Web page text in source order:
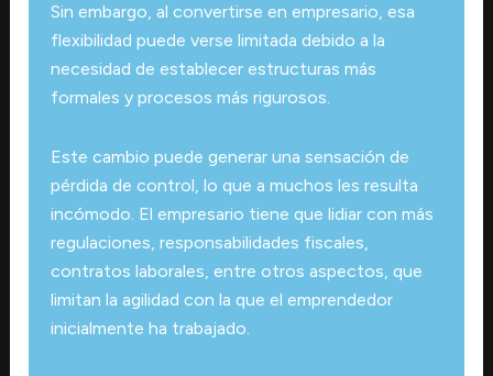
Sin embargo, al convertirse en empresario, esa
flexibilidad puede verse limitada debido a la
necesidad de establecer estructuras más
formales y procesos más rigurosos.
Este cambio puede generar una sensación de
pérdida de control, lo que a muchos les resulta
incómodo. El empresario tiene que lidiar con más
regulaciones, responsabilidades fiscales,
contratos laborales, entre otros aspectos, que
limitan la agilidad con la que el emprendedor
inicialmente ha trabajado.